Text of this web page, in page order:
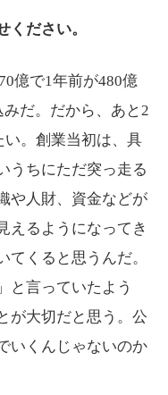
ださい。
億で1年前が480億
だ。だから、あと2
い。創業当初は、具
うちにただ突っ走る
や人財、資金などが
えるようになってき
くると思うんだ。
と言っていたよう
が大切だと思う。公
いくんじゃないのか